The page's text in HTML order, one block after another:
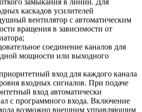
каскадов усилителей
вентилятор с автоматическим
вращения в зависимости от
соединение каналов для
мощности или выходного
вход для каждого канала
входных сигналов. При подаче
вход автоматически
с программного входа. Включение
возможно внешним управляющим